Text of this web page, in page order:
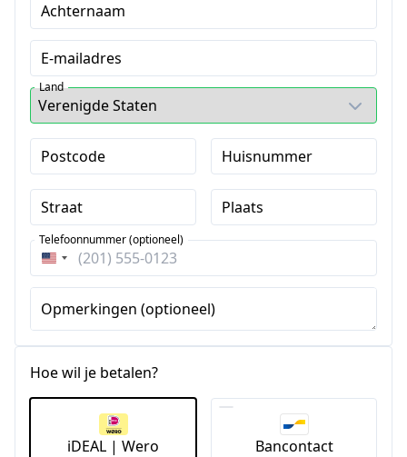
Achternaam
E-mailadres
Land
Postcode Huisnummer
Straat Plaats
Verenigde
Staten
+1
Telefoonnummer (optioneel)
Opmerkingen (optioneel)
Hoe wil je betalen?
iDEAL | Wero Bancontact